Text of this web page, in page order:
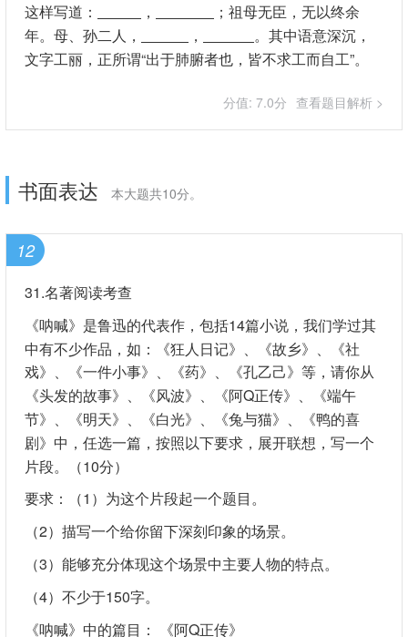
这样写道：
，
；祖母无臣，无以终余
年。母、孙二人，
，
。其中语意深沉，
文字工丽，正所谓“出于肺腑者也，皆不求工而自工”。
分值: 7.0分 查看题目解析 >
书面表达 本大题共10分。
12
31.名著阅读考查
《呐喊》是鲁迅的代表作，包括14篇小说，我们学过其
中有不少作品，如：《狂人日记》、《故乡》、《社
戏》、《一件小事》、《药》、《孔乙己》等，请你从
《头发的故事》、《风波》、《阿Q正传》、《端午
节》、《明天》、《白光》、《兔与猫》、《鸭的喜
剧》中，任选一篇，按照以下要求，展开联想，写一个
片段。（10分）
要求：（1）为这个片段起一个题目。
（2）描写一个给你留下深刻印象的场景。
（3）能够充分体现这个场景中主要人物的特点。
（4）不少于150字。
《呐喊》中的篇目： 《阿Q正传》